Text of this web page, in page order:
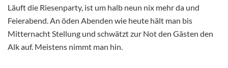
Läuft die Riesenparty, ist um halb neun nix mehr da und
Feierabend. An öden Abenden wie heute hält man bis
Mitternacht Stellung und schwätzt zur Not den Gästen den
Alk auf. Meistens nimmt man hin.